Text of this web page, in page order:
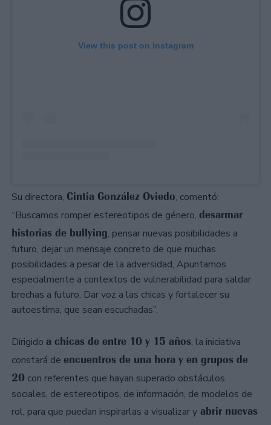
View this post on Instagram
Su directora, Cintia González Oviedo, comentó:
“Buscamos romper estereotipos de género, desarmar
historias de bullying, pensar nuevas posibilidades a
futuro, dejar un mensaje concreto de que muchas
posibilidades a pesar de la adversidad, Apuntamos
especialmente a contextos de vulnerabilidad para saldar
brechas a futuro. Dar voz a las chicas y fortalecer su
autoestima, que sean escuchadas”.
Dirigido a chicas de entre 10 y 15 años, la iniciativa
constará de encuentros de una hora y en grupos de
20 con referentes que hayan superado obstáculos
sociales, de estereotipos, de información, de modelos de
rol, para que puedan inspirarlas a visualizar y abrir nuevas